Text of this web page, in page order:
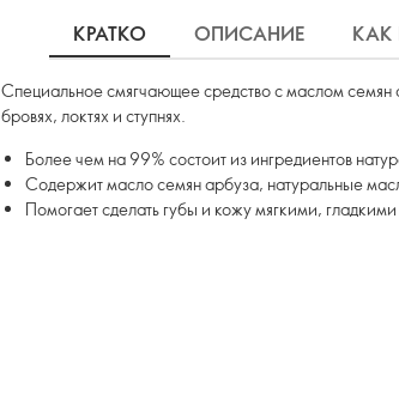
КРАТКО ОПИСАНИЕ КАК
Специальное смягчающее средство с маслом семян
бровях, локтях и ступнях.
Более чем на 99% состоит из ингредиентов
Содержит масло семян арбуза, натуральные
Помогает сделать губы и кожу мягкими,